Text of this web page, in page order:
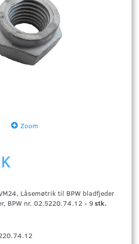
Zoom
Låsemøtrik til BPW bladfjeder
BPW nr. 02.5220.74.12 - 9stk.